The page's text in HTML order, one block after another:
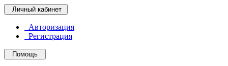
Личный кабинет
Авторизация
Регистрация
Помощь